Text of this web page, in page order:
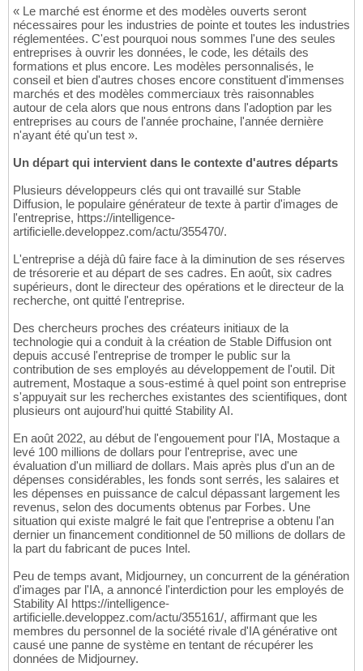
« Le marché est énorme et des modèles ouverts seront
nécessaires pour les industries de pointe et toutes les industries
réglementées. C'est pourquoi nous sommes l'une des seules
entreprises à ouvrir les données, le code, les détails des
formations et plus encore. Les modèles personnalisés, le
conseil et bien d'autres choses encore constituent d'immenses
marchés et des modèles commerciaux très raisonnables
autour de cela alors que nous entrons dans l'adoption par les
entreprises au cours de l'année prochaine, l'année dernière
n'ayant été qu'un test ».
Un départ qui intervient dans le contexte d'autres départs
Plusieurs développeurs clés qui ont travaillé sur Stable
Diffusion, le populaire générateur de texte à partir d'images de
l'entreprise, https://intelligence-
artificielle.developpez.com/actu/355470/.
L'entreprise a déjà dû faire face à la diminution de ses réserves
de trésorerie et au départ de ses cadres. En août, six cadres
supérieurs, dont le directeur des opérations et le directeur de la
recherche, ont quitté l'entreprise.
Des chercheurs proches des créateurs initiaux de la
technologie qui a conduit à la création de Stable Diffusion ont
depuis accusé l'entreprise de tromper le public sur la
contribution de ses employés au développement de l'outil. Dit
autrement, Mostaque a sous-estimé à quel point son entreprise
s'appuyait sur les recherches existantes des scientifiques, dont
plusieurs ont aujourd'hui quitté Stability AI.
En août 2022, au début de l'engouement pour l'IA, Mostaque a
levé 100 millions de dollars pour l'entreprise, avec une
évaluation d'un milliard de dollars. Mais après plus d'un an de
dépenses considérables, les fonds sont serrés, les salaires et
les dépenses en puissance de calcul dépassant largement les
revenus, selon des documents obtenus par Forbes. Une
situation qui existe malgré le fait que l'entreprise a obtenu l'an
dernier un financement conditionnel de 50 millions de dollars de
la part du fabricant de puces Intel.
Peu de temps avant, Midjourney, un concurrent de la génération
d'images par l'IA, a annoncé l'interdiction pour les employés de
Stability AI https://intelligence-
artificielle.developpez.com/actu/355161/, affirmant que les
membres du personnel de la société rivale d'IA générative ont
causé une panne de système en tentant de récupérer les
données de Midjourney.